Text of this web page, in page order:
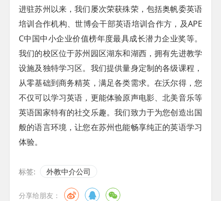
进驻苏州以来，我们屡次荣获殊荣，包括奥帆委英语
培训合作机构、世博会干部英语培训合作方，及APE
C中国中小企业价值榜年度最具成长潜力企业奖等。
我们的校区位于苏州园区湖东和湖西，拥有先进教学
设施及独特学习区。我们提供量身定制的各级课程，
从零基础到商务精英，满足各类需求。在沃尔得，您
不仅可以学习英语，更能体验原声电影、北美音乐等
英语国家特有的社交乐趣。我们致力于为您创造出国
般的语言环境，让您在苏州也能畅享纯正的英语学习
体验。
标签: 外教中介公司
分享给朋友：